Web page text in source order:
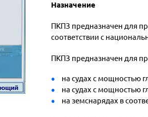
Назначение
ПКПЗ предназначен для
соответствии с
ПКПЗ предназначен для
на судах с мощностью
на судах с мощностью
на земснарядах в